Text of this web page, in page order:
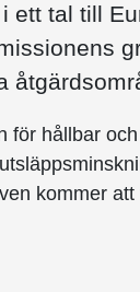
ett tal till
för hållbar
kommer